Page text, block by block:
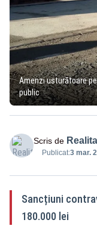
Amenzi usturătoare
public
Scris de
Publicat:3 mar.
Sancțiuni
180.000 lei